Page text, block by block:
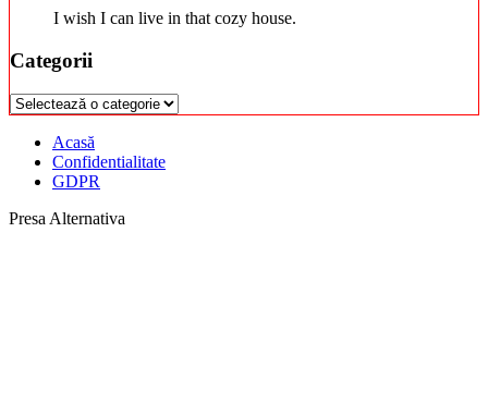
I wish I can live in that cozy house.
Categorii
Categorii
Acasă
Confidentialitate
GDPR
Presa Alternativa